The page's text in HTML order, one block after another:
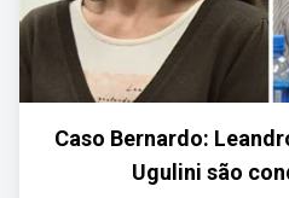
Caso Bernardo:
Ugulini são